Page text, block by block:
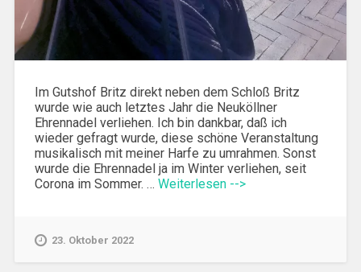
Im Gutshof Britz direkt neben dem Schloß Britz
wurde wie auch letztes Jahr die Neuköllner
Ehrennadel verliehen. Ich bin dankbar, daß ich
wieder gefragt wurde, diese schöne Veranstaltung
musikalisch mit meiner Harfe zu umrahmen. Sonst
wurde die Ehrennadel ja im Winter verliehen, seit
Corona im Sommer. … Weiterlesen -->
23. Oktober 2022